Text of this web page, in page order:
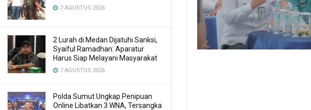
7 AGUSTUS 2026
2 Lurah di Medan Dijatuhi Sanksi,
Syaiful Ramadhan: Aparatur
Harus Siap Melayani Masyarakat
7 AGUSTUS 2026
Polda Sumut Ungkap Penipuan
Online Libatkan 3 WNA, Tersangka